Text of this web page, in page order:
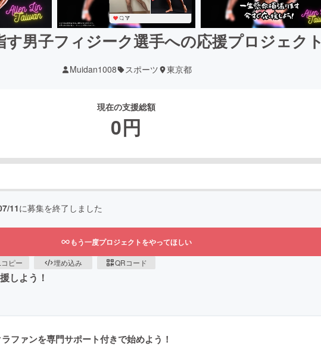
す男子フィジーク選手への応援プロジェクト
Muidan1008 スポーツ 東京都
現在の支援総額
0円
11に募集を終了しました
もう一度プロジェクトをやってほしい
ピー 埋め込み QRコード
しよう！
ファンを専門サポート付きで始めよう！